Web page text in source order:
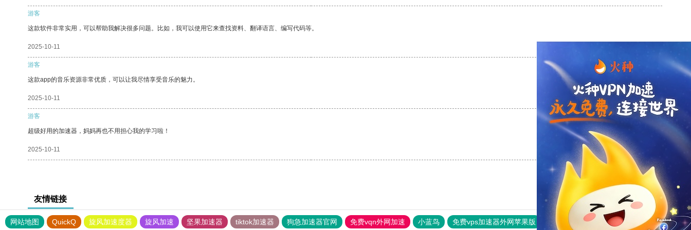
游客
这款软件非常实用，可以帮助我解决很多问题。比如，我可以使用它来查找资料、翻译语言、编写代码等。
2025-10-11
游客
这款app的音乐资源非常优质，可以让我尽情享受音乐的魅力。
2025-10-11 支持 [0] 反对 [0]
游客
超级好用的加速器，妈妈再也不用担心我的学习啦！
2025-10-11 支持
友情链接
网站地图 QuickQ 旋风加速度器 旋风加速 坚果加速器 tiktok加速器 狗急加速器官网 免费vqn外网加速 小蓝鸟 免费vps加速器外网苹果版 旋风加速度器 快连加速器